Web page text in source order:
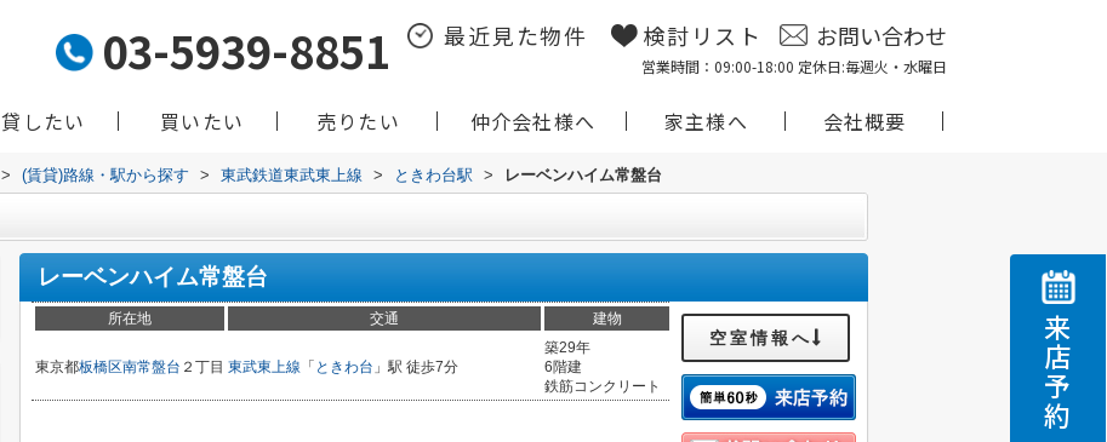
03-5939-8851 最近見た物件 検討リスト お問い合わせ
営業時間：09:00-18:00 定休日:毎週火・水曜日
貸したい 買いたい 売りたい 仲介会社様へ 家主様へ 会社概要
来店予約
> (賃貸)路線・駅から探す > 東武鉄道東武東上線 > ときわ台駅 > レーベンハイム常盤台
レーベンハイム常盤台
所在地 交通 建物
東京都板橋区南常盤台 ２丁目 東武東上線 「 ときわ台 」駅 徒歩7分
築29年
6階建
鉄筋コンクリート
空室情報へ